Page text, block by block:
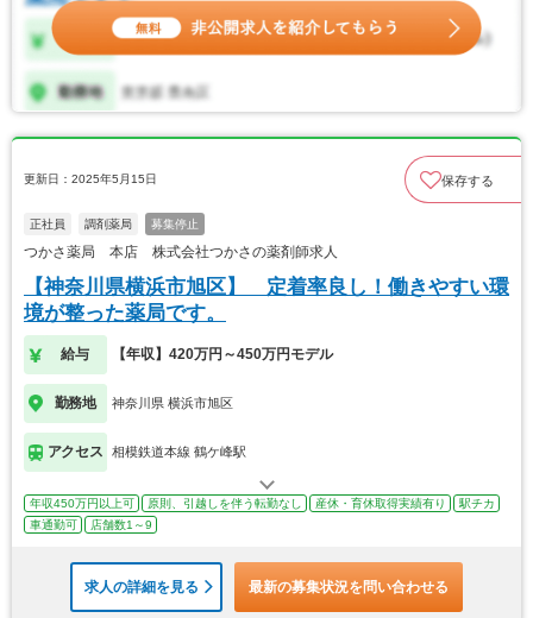
更新日：2025年5月15日 保存する
正社員 調剤薬局 募集停止
つかさ薬局 本店 株式会社つかさの薬剤師求人
【神奈川県横浜市旭区】 定着率良し！働きやすい環
境が整った薬局です。
給与 【年収】420万円～450万円モデル
勤務地 神奈川県 横浜市旭区
アクセス 相模鉄道本線 鶴ケ峰駅
年収450万円以上可 原則、引越しを伴う転勤なし 産休・育休取得実績有り
駅チカ
車通勤可
店舗数1～9
求人の詳細を見る 最新の募集状況を問い合わせる